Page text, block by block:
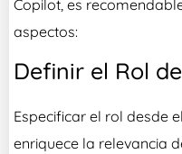
Copilot, es
aspectos:
Definir el Rol
Especificar el rol desde
enriquece la relevancia